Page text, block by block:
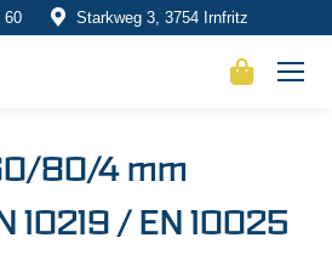
60 Starkweg 3, 3754 Irnfritz
80/4 mm
10219 / EN 10025